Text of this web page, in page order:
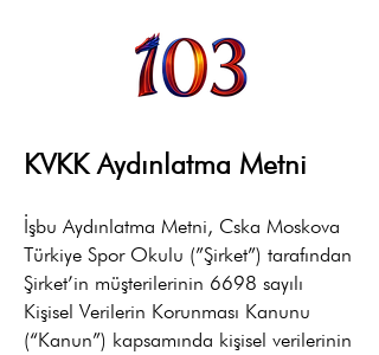
KVKK Aydınlatma Metni
İşbu Aydınlatma Metni, Cska Moskova
Türkiye Spor Okulu (”Şirket”) tarafından
Şirket’in müşterilerinin 6698 sayılı
Kişisel Verilerin Korunması Kanunu
(“Kanun”) kapsamında kişisel verilerinin